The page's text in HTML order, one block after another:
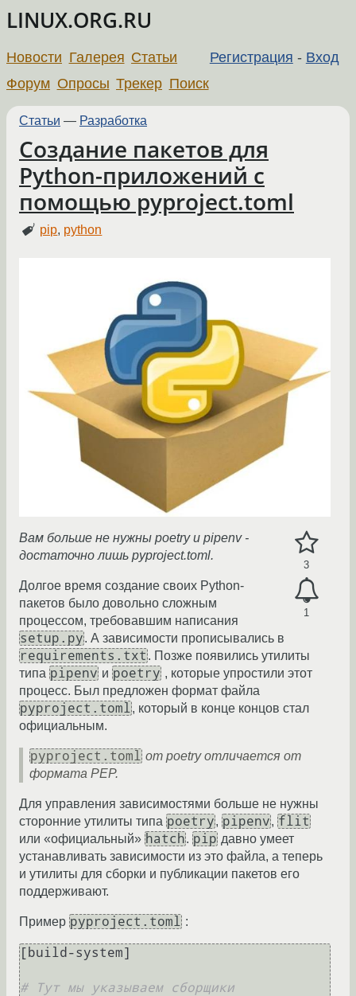
LINUX.ORG.RU
Регистрация - Вход
Новости Галерея Статьи
Форум Опросы Трекер Поиск
Статьи — Разработка
Создание пакетов для
Python-приложений с
помощью pyproject.toml
pip, python
3
1
Вам больше не нужны poetry и pipenv -
достаточно лишь pyproject.toml.
Долгое время создание своих Python-
пакетов было довольно сложным
процессом, требовавшим написания
setup.py. А зависимости прописывались в
requirements.txt . Позже появились утилиты
типа pipenv и poetry , которые упростили этот
процесс. Был предложен формат файла
pyproject.toml, который в конце концов стал
официальным.
pyproject.toml от poetry отличается от
формата PEP.
Для управления зависимостями больше не нужны
сторонние утилиты типа poetry, pipenv, flit
или «официальный» hatch. pip давно умеет
устанавливать зависимости из это файла, а теперь
и утилиты для сборки и публикации пакетов его
поддерживают.
Пример pyproject.toml :
[build-system]
# Тут мы указываем сборщики